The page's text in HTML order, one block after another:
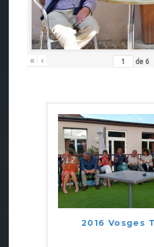
« ‹ de 6
2016 Vosges